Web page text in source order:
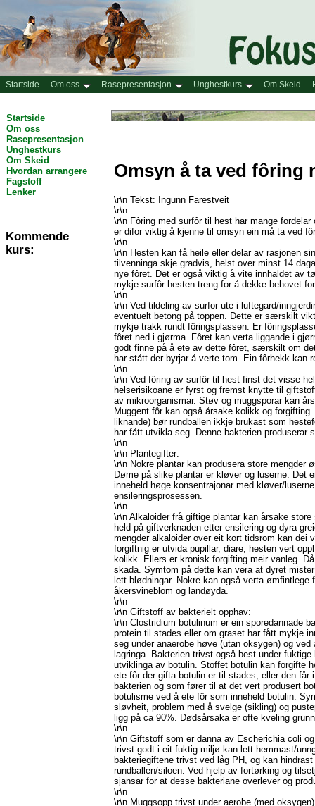
Startside Om oss Rasepresentasjon Unghestkurs Om Skeid
Startside
Om oss
Rasepresentasjon
Unghestkurs
Om Skeid
Hvordan arrangere
Fagstoff
Lenker
Kommende
kurs:
Omsyn å ta ved fôring
\r\n Tekst: Ingunn Farestveit
\r\n
\r\n Fôring med surfôr til hest har mange
er difor viktig å kjenne til omsyn ein må ta ved
\r\n
\r\n Hesten kan få heile eller delar av rasjonen
tilvenninga skje gradvis, helst over minst 14
nye fôret. Det er også viktig å vite innhaldet av
mykje surfôr hesten treng for å dekke behovet
\r\n
\r\n Ved tildeling av surfor ute i luftegard/
eventuelt betong på toppen. Dette er særskilt
mykje trakk rundt fôringsplassen. Er
fôret ned i gjørma. Fôret kan verta liggande i
godt finne på å ete av dette fôret, særskilt om
har stått der byrjar å verte tom. Ein fôrhekk kan
\r\n
\r\n Ved fôring av surfôr til hest finst det visse
helserisikoane er fyrst og fremst knytte til
av mikroorganismar. Støv og muggsporar kan
Muggent fôr kan også årsake kolikk og
liknande) bør rundballen ikkje brukast som
har fått utvikla seg. Denne bakterien
\r\n
\r\n Plantegifter:
\r\n Nokre plantar kan produsera store mengder
Døme på slike plantar er kløver og luserne. Det
inneheld høge konsentrajonar med kløver/
ensileringsprosessen.
\r\n
\r\n Alkaloider frå giftige plantar kan årsake
held på giftverknaden etter ensilering og dyra
mengder alkaloider over eit kort tidsrom kan dei
forgiftnig er utvida pupillar, diare, hesten vert
kolikk. Ellers er kronisk forgifting meir vanleg.
skada. Symtom på dette kan vera at dyret
lett blødningar. Nokre kan også verta
åkersvineblom og landøyda.
\r\n
\r\n Giftstoff av bakterielt opphav:
\r\n Clostridium botulinum er ein sporedannade
protein til stades eller om graset har fått mykje
seg under anaerobe høve (utan oksygen) og
lagringa. Bakterien trivst også best under
utviklinga av botulin. Stoffet botulin kan forgifte
ete fôr der gifta botulin er til stades, eller den
bakterien og som fører til at det vert produsert
botulisme ved å ete fôr som inneheld botulin.
sløvheit, problem med å svelge (sikling) og
ligg på ca 90%. Dødsårsaka er ofte kveling
\r\n
\r\n Giftstoff som er danna av Escherichia coli
trivst godt i eit fuktig miljø kan lett hemmast/
bakteriegiftene trivst ved låg PH, og kan
rundballen/siloen. Ved hjelp av fortørking og
sjansar for at desse bakteriane overlever og
\r\n
\r\n Muggsopp trivst under aerobe (med